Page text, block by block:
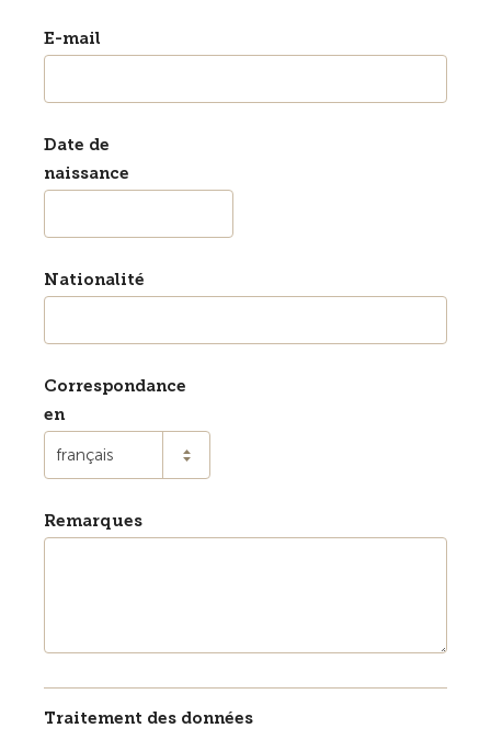
E-mail
Date de
naissance
Nationalité
Correspondance
en
français
Remarques
Traitement des données